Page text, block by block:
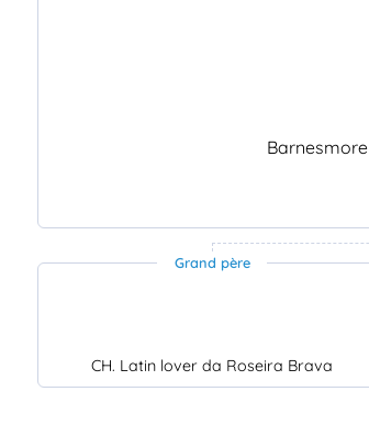
Grand père
CH. Latin lover da Roseira Brava